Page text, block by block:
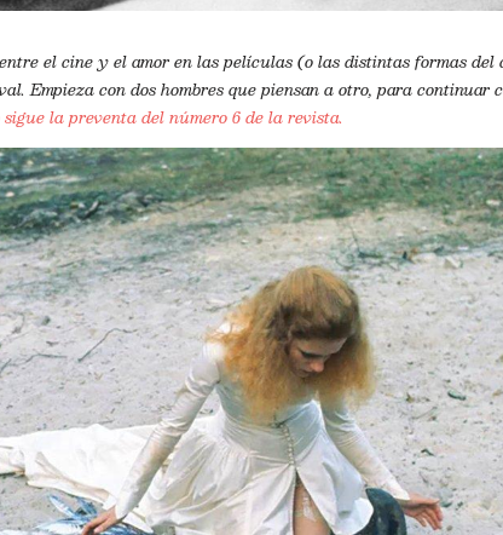
el cine y el amor en las películas (o las distintas formas del
Empieza con dos hombres que piensan a otro, para continuar
la preventa del número 6 de la revista.